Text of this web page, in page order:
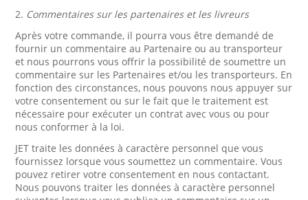
2. Commentaires sur les partenaires et les livreurs
Après votre commande, il pourra vous être demandé de
fournir un commentaire au Partenaire ou au transporteur
et nous pourrons vous offrir la possibilité de soumettre un
commentaire sur les Partenaires et/ou les transporteurs. En
fonction des circonstances, nous pouvons nous appuyer sur
votre consentement ou sur le fait que le traitement est
nécessaire pour exécuter un contrat avec vous ou pour
nous conformer à la loi.
JET traite les données à caractère personnel que vous
fournissez lorsque vous soumettez un commentaire. Vous
pouvez retirer votre consentement en nous contactant.
Nous pouvons traiter les données à caractère personnel